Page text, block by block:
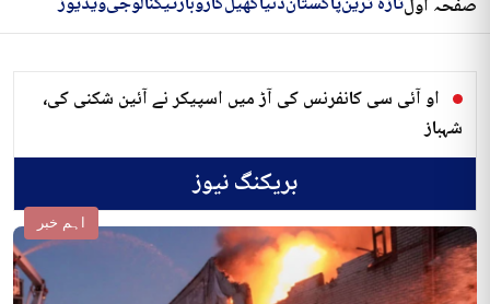
صفحہ اول
او آئی سی کانفرنس کی آڑ میں اسپیکر نے آئین شکنی کی،
شہباز
بریکنگ نیوز
اہم خبر